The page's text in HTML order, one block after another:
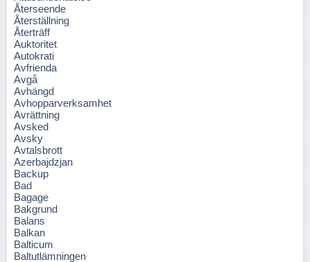
Återseende
Återställning
Återträff
Auktoritet
Autokrati
Avfrienda
Avgå
Avhängd
Avhopparverksamhet
Avrättning
Avsked
Avsky
Avtalsbrott
Azerbajdzjan
Backup
Bad
Bagage
Bakgrund
Balans
Balkan
Balticum
Baltutlämningen